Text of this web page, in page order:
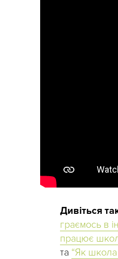
Дивіться
граємось в
працює
та “Як